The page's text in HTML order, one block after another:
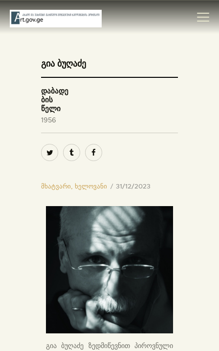
ᲛᲗᲐᲕᲐᲠᲘ
ᲛᲮᲐᲢᲕᲠᲔᲑᲘ
ᲙᲐᲢᲐᲚᲝᲒᲔᲑᲘ
ᲝᲠᲒᲐᲜᲘᲖᲐᲪᲘᲔᲑᲘ
გია ბუღაძე
დაბადე
ბის
წელი
1956
მხატვარი, ხელოვანი 31/12/2023
გია ბუღაძე ზედმიწევნით პიროვნული